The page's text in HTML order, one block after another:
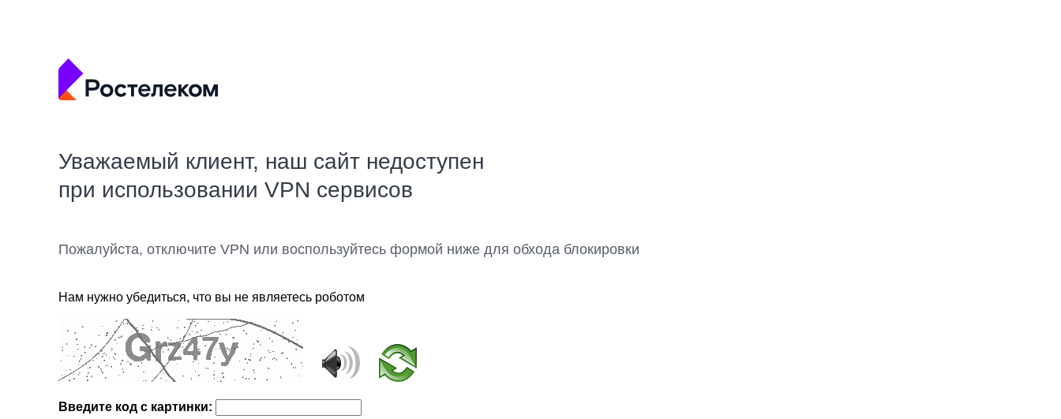
Уважаемый клиент, наш сайт недоступен
при использовании VPN сервисов
Пожалуйста, отключите VPN или воспользуйтесь формой ниже для обхода блокировки
Нам нужно убедиться, что вы не являетесь роботом
Введите код с картинки: